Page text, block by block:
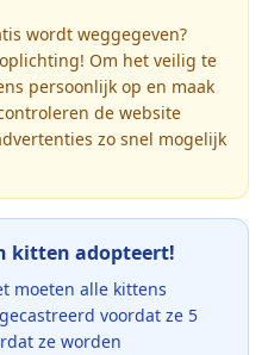
wordt weggegeven?
Om het veilig te
persoonlijk op en maak
de website
zo snel mogelijk
kitten adopteert!
moeten alle kittens
voordat ze 5
ze worden